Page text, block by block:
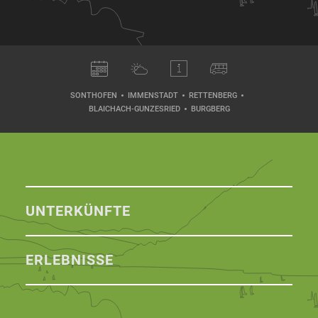
SONTHOFEN IMMENSTADT
RETTENBERG
BLAICHACH-GUNZESRIED
BURGBERG
UNTERKÜNFTE
ERLEBNISSE